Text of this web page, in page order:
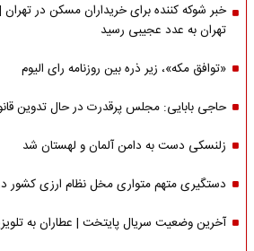
خبر شوکه کننده برای خریداران مسکن در
تهران به عدد عجیبی رسید
«توافق مکه»، زیر ذره بین روزنامه رای الیوم
حاجی بابایی: مجلس پرقدرت در حال تدوین
زلنسکی دست به دامن آلمان و لهستان شد
دستگیری متهم متواری مخل نظام ارزی کشور
آخرین وضعیت سریال پایتخت | عطاران به